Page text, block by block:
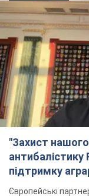
"Захист
антибалістику
підтримку
Європейські